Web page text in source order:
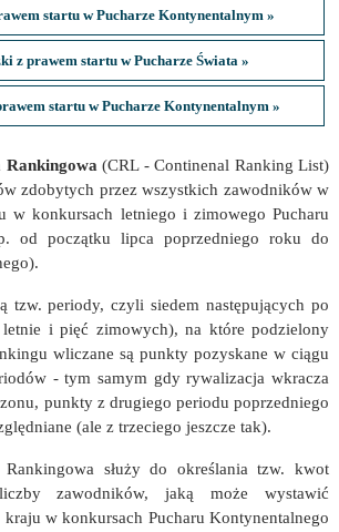
startu w Pucharze Kontynentalnym »
z prawem startu w Pucharze Świata »
startu w Pucharze Kontynentalnym »
(CRL - Continenal Ranking List)
zdobytych przez wszystkich zawodników w
w konkursach letniego i zimowego Pucharu
od początku lipca poprzedniego roku do
tzw. periody, czyli siedem następujących po
i pięć zimowych), na które podzielony
wliczane są punkty pozyskane w ciągu
- tym samym gdy rywalizacja wkracza
punkty z drugiego periodu poprzedniego
(ale z trzeciego jeszcze tak).
Rankingowa służy do określania tzw. kwot
zawodników, jaką może wystawić
kraju w konkursach Pucharu Kontynentalnego